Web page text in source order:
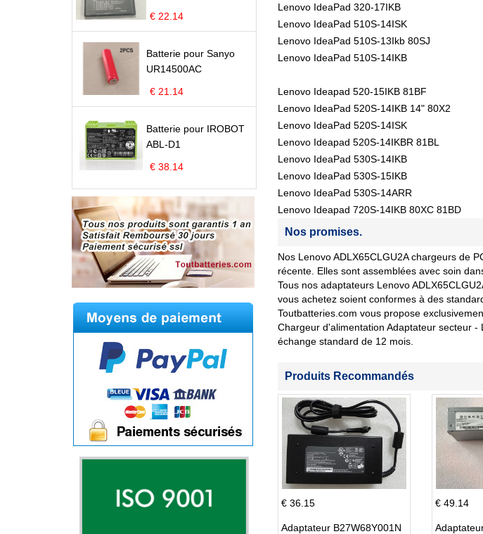
€ 22.14
Batterie pour Sanyo
UR14500AC
€ 21.14
Batterie pour IROBOT
ABL-D1
€ 38.14
Lenovo IdeaPad 320-17IKB
Lenovo IdeaPad 510S-14ISK
Lenovo IdeaPad 510S-13Ikb 80SJ
Lenovo IdeaPad 510S-14IKB
Lenovo Ideapad 520-15IKB 81BF
Lenovo IdeaPad 520S-14IKB 14" 80X2
Lenovo IdeaPad 520S-14ISK
Lenovo Ideapad 520S-14IKBR 81BL
Lenovo IdeaPad 530S-14IKB
Lenovo IdeaPad 530S-15IKB
Lenovo IdeaPad 530S-14ARR
Lenovo Ideapad 720S-14IKB 80XC 81BD
Nos promises.
Nos Lenovo ADLX65CLGU2A chargeurs de
récente. Elles sont assemblées avec soin
Tous nos adaptateurs Lenovo
vous achetez soient conformes à des
Toutbatteries.com vous propose
Chargeur d'alimentation Adaptateur secteur
échange standard de 12 mois.
Produits Recommandés
€ 36.15
Adaptateur B27W68Y001N
€ 49.14